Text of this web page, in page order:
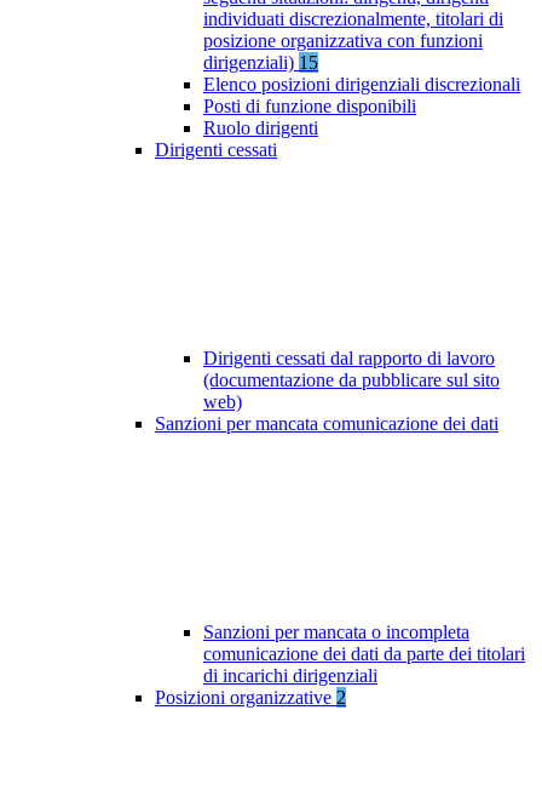
individuati discrezionalmente, titolari di
posizione organizzativa con funzioni
dirigenziali) 15
Elenco posizioni dirigenziali discrezionali
Posti di funzione disponibili
Ruolo dirigenti
Dirigenti cessati
Dirigenti cessati dal rapporto di lavoro
(documentazione da pubblicare sul sito
web)
Sanzioni per mancata comunicazione dei dati
Sanzioni per mancata o incompleta
comunicazione dei dati da parte dei titolari
di incarichi dirigenziali
Posizioni organizzative 2